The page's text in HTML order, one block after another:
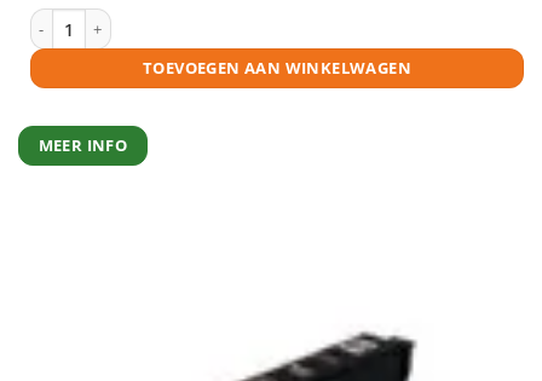
Epson 603XL inktcartridges multipack (zwart + 3 kleuren) huismerk
TOEVOEGEN AAN WINKELWAGEN
MEER INFO